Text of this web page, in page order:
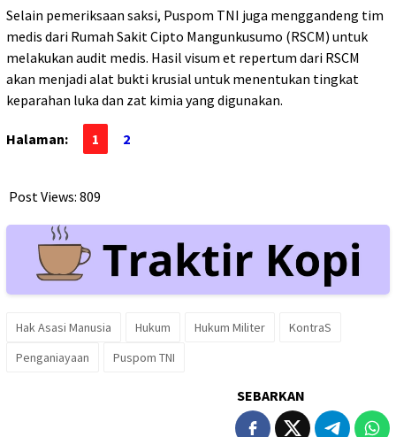
Selain pemeriksaan saksi, Puspom TNI juga menggandeng tim
medis dari Rumah Sakit Cipto Mangunkusumo (RSCM) untuk
melakukan audit medis. Hasil visum et repertum dari RSCM
akan menjadi alat bukti krusial untuk menentukan tingkat
keparahan luka dan zat kimia yang digunakan.
Halaman: 1 2
Post Views: 809
Hak Asasi Manusia Hukum Hukum Militer
KontraS
Penganiayaan
Puspom TNI
SEBARKAN